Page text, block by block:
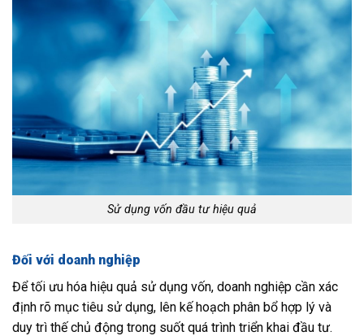
Sử dụng vốn đầu tư hiệu quả
Đối với doanh nghiệp
Để tối ưu hóa hiệu quả sử dụng vốn, doanh nghiệp cần xác
định rõ mục tiêu sử dụng, lên kế hoạch phân bổ hợp lý và
duy trì thế chủ động trong suốt quá trình triển khai đầu tư.